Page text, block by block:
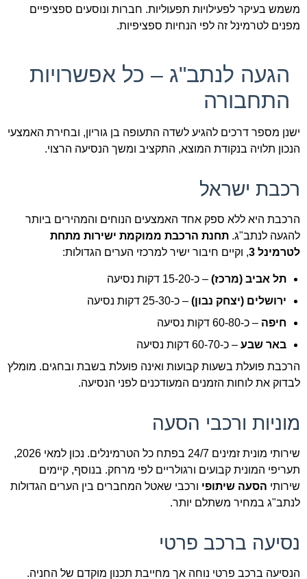
משמש בעיקר לפעילויות תפעוליות. חברות ונוסעים ספציפיים
מפנים לטרמינל זה לפי הנחיות ספציפיות.
הגעה לנתב"ג – כל אפשרויות
התחבורה
ישנן מספר דרכים להגיע לשדה התעופה בן גוריון, ובחירת האמצעי
הנכון תלויה בנקודת המוצא, התקציב ומשך הנסיעה הרצוי.
רכבת ישראל
הרכבת היא ללא ספק אחד האמצעים הנוחים והמהירים ביותר
להגעה לנתב"ג. תחנת הרכבת ממוקמת ישירות מתחת
לטרמינל 3
, וקיים חיבור ישיר למרכזי הערים הגדולות:
תל אביב (מרכז) – כ-15-20 דקות נסיעה
ירושלים (יצחק נבון) – כ-25-30 דקות נסיעה
חיפה – כ-60-80 דקות נסיעה
באר שבע – כ-60-70 דקות נסיעה
הרכבת פועלת בשעות קבועות ואינה פועלת בשבת ובחגים. מומלץ
לבדוק את לוחות הזמנים המעודכנים לפני הנסיעה.
מוניות ורכבי הסעה
שירותי מונית זמינים 24/7 בפתח כל הטרמינלים. נכון למאי 2026,
תעריפי המונית קבועים ורגולריים לפי מרחק. בנוסף, קיימים
שירותי הסעה שיתופי ורכבי שאטל המחברים בין הערים הגדולות
לנתב"ג במחיר משתלם יותר.
נסיעה ברכב פרטי
הנסיעה ברכב פרטי נוחה אך מחייבת תכנון מוקדם של החניה.